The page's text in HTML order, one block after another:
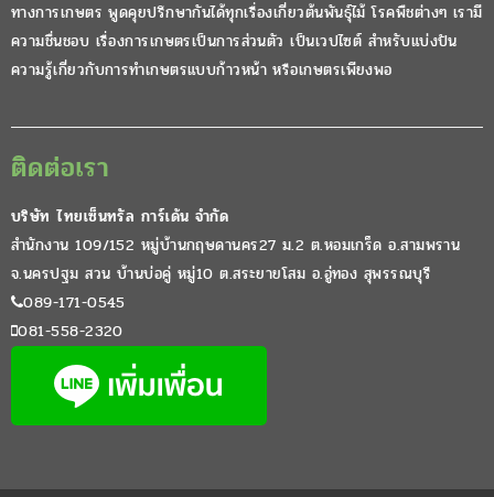
ทางการเกษตร พูดคุยปรึกษากันได้ทุกเรื่องเกี่ยวต้นพันธุ์ไม้ โรคพืชต่างๆ เรามี
ความชื่นชอบ เรื่องการเกษตรเป็นการส่วนตัว เป็นเวปไซต์ สำหรับแบ่งปัน
ความรู้เกี่ยวกับการทำเกษตรแบบก้าวหน้า หรือเกษตรเพียงพอ
ติดต่อเรา
บริษัท ไทยเซ็นทรัล การ์เด้น จำกัด
สำนักงาน 109/152 หมู่บ้านกฤษดานคร27 ม.2 ต.หอมเกร็ด อ.สามพราน
จ.นครปฐม สวน บ้านบ่อคู่ หมู่10 ต.สระยายโสม อ.อู่ทอง สุพรรณบุรี
089-171-0545
081-558-2320